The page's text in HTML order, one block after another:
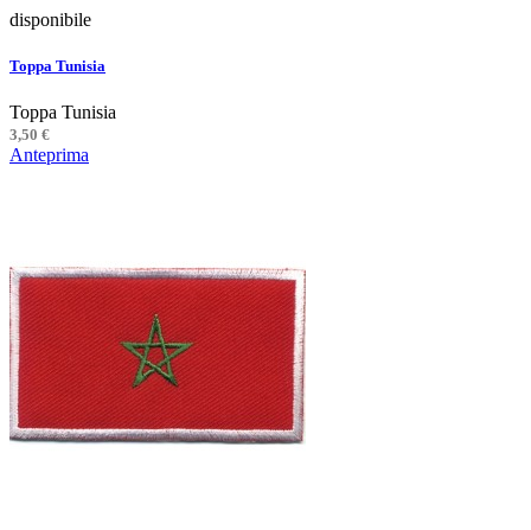
disponibile
Toppa Tunisia
Toppa Tunisia
3,50 €
Anteprima